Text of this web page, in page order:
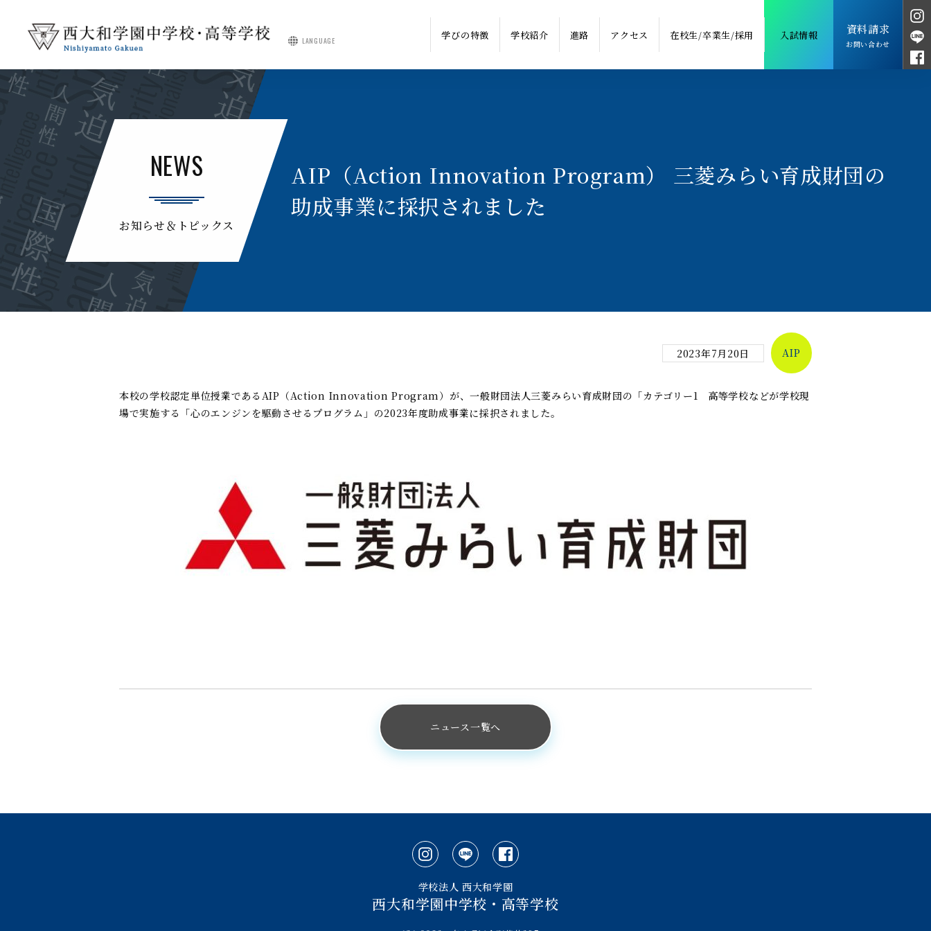
LANGUAGE 学びの特徴 学校紹介 進路 アクセス 在校生/卒業生/採用 入試情報 資料請求
お問い合わせ
NEWS
お知らせ＆トピックス
AIP（Action Innovation Program） 三菱みらい育成財団の
助成事業に採択されました
2023年7月20日 AIP
本校の学校認定単位授業であるAIP（Action Innovation Program）が、一般財団法人三菱みらい育成財団の「カテゴリー1 高等学校などが学校現
場で実施する「心のエンジンを駆動させるプログラム」の2023年度助成事業に採択されました。
ニュース一覧へ
学校法人 西大和学園
西大和学園中学校・高等学校